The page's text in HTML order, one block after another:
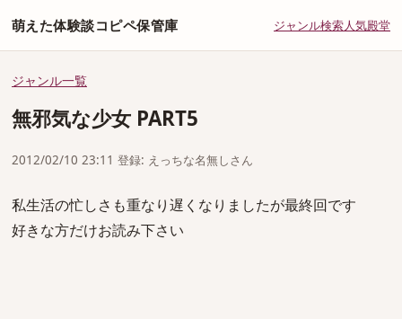
萌えた体験談コピペ保管庫 ジャンル検索人気殿堂
ジャンル一覧
無邪気な少女 PART5
2012/02/10 23:11 登録: えっちな名無しさん
私生活の忙しさも重なり遅くなりましたが最終回です
好きな方だけお読み下さい